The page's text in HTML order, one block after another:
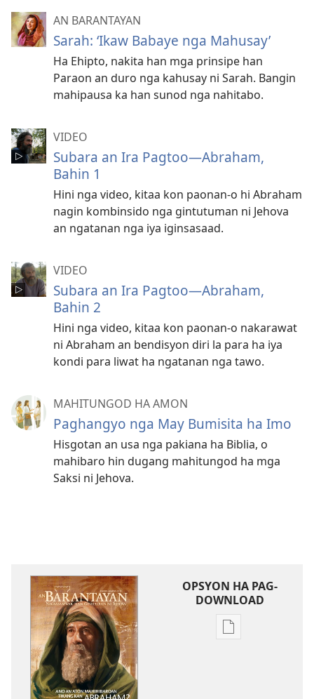
AN BARANTAYAN
Sarah: ‘Ikaw Babaye nga Mahusay’
Ha Ehipto, nakita han mga prinsipe han
Paraon an duro nga kahusay ni Sarah. Bangin
mahipausa ka han sunod nga nahitabo.
VIDEO
Subara an Ira Pagtoo—Abraham,
Bahin 1
Hini nga video, kitaa kon paonan-o hi Abraham
nagin kombinsido nga gintutuman ni Jehova
an ngatanan nga iya iginsasaad.
VIDEO
Subara an Ira Pagtoo—Abraham,
Bahin 2
Hini nga video, kitaa kon paonan-o nakarawat
ni Abraham an bendisyon diri la para ha iya
kondi para liwat ha ngatanan nga tawo.
MAHITUNGOD HA AMON
Paghangyo nga May Bumisita ha Imo
Hisgotan an usa nga pakiana ha Biblia, o
mahibaro hin dugang mahitungod ha mga
Saksi ni Jehova.
OPSYON HA PAG-
DOWNLOAD
Opsyon